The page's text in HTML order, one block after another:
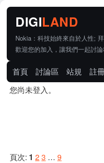
Nokia：科技始終來自於人性;
歡迎您的加入，讓我們一起討
首頁 討論區 站規 註
您尚未登入。
頁次: 1 23 … 9